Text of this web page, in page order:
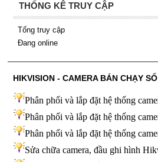
THỐNG KÊ TRUY CẬP
Tổng truy cập
Đang online
HIKVISION - CAMERA BÁN CHẠY
Phân phối và lắp đặt hệ thống
Phân phối và lắp đặt hệ thống
Phân phối và lắp đặt hệ thống
Sửa chữa camera, đầu ghi hình